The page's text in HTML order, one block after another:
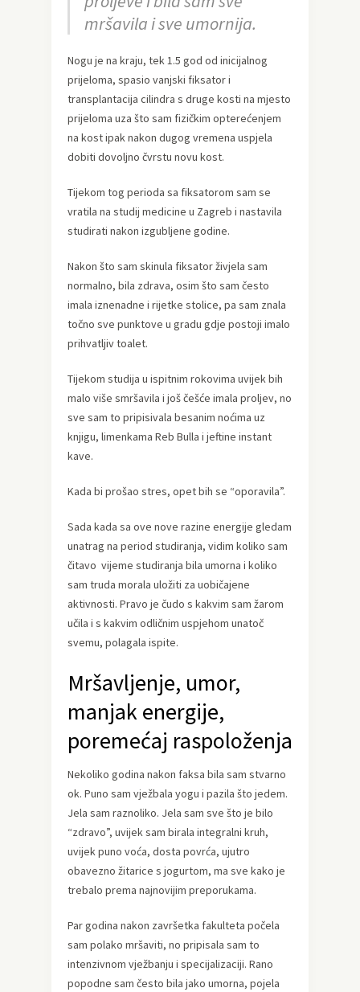
mršavila i sve umornija.
Nogu je na kraju, tek 1.5 god od inicijalnog
prijeloma, spasio vanjski fiksator i
transplantacija cilindra s druge kosti na mjesto
prijeloma uza što sam fizičkim opterećenjem
na kost ipak nakon dugog vremena uspjela
dobiti dovoljno čvrstu novu kost.
Tijekom tog perioda sa fiksatorom sam se
vratila na studij medicine u Zagreb i nastavila
studirati nakon izgubljene godine.
Nakon što sam skinula fiksator živjela sam
normalno, bila zdrava, osim što sam često
imala iznenadne i rijetke stolice, pa sam znala
točno sve punktove u gradu gdje postoji imalo
prihvatljiv toalet.
Tijekom studija u ispitnim rokovima uvijek bih
malo više smršavila i još češće imala proljev, no
sve sam to pripisivala besanim noćima uz
knjigu, limenkama Reb Bulla i jeftine instant
kave.
Kada bi prošao stres, opet bih se “oporavila”.
Sada kada sa ove nove razine energije gledam
unatrag na period studiranja, vidim koliko sam
čitavo vijeme studiranja bila umorna i koliko
sam truda morala uložiti za uobičajene
aktivnosti. Pravo je čudo s kakvim sam žarom
učila i s kakvim odličnim uspjehom unatoč
svemu, polagala ispite.
Mršavljenje, umor,
manjak energije,
poremećaj raspoloženja
Nekoliko godina nakon faksa bila sam stvarno
ok. Puno sam vježbala yogu i pazila što jedem.
Jela sam raznoliko. Jela sam sve što je bilo
“zdravo”, uvijek sam birala integralni kruh,
uvijek puno voća, dosta povrća, ujutro
obavezno žitarice s jogurtom, ma sve kako je
trebalo prema najnovijim preporukama.
Par godina nakon završetka fakulteta počela
sam polako mršaviti, no pripisala sam to
intenzivnom vježbanju i specijalizaciji. Rano
popodne sam često bila jako umorna, pojela